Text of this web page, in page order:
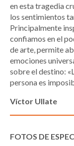
en esta tragedia
los sentimientos
Principalmente
confiamos en el
de arte, permite
emociones
sobre el destino:
persona es
Víctor Ullate
FOTOS DE